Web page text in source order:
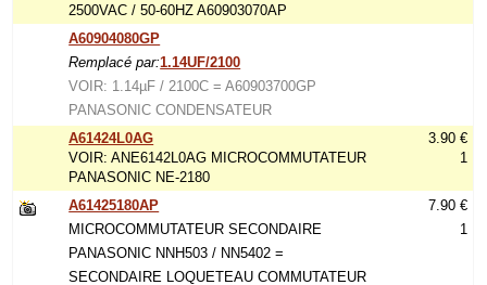
2500VAC / 50-60HZ A60903070AP
A60904080GP
Remplacé par:1.14UF/2100
VOIR: 1.14µF / 2100C = A60903700GP
PANASONIC CONDENSATEUR
A61424L0AG
VOIR: ANE6142L0AG MICROCOMMUTATEUR
PANASONIC NE-2180
3.90 €
1
A61425180AP
MICROCOMMUTATEUR SECONDAIRE
PANASONIC NNH503 / NN5402 =
SECONDAIRE LOQUETEAU COMMUTATEUR
7.90 €
1